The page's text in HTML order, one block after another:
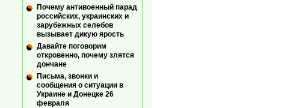
Почему антивоенный парад
российских, украинских и
зарубежных селебов
вызывает дикую ярость
Давайте поговорим
откровенно, почему злятся
дончане
Письма, звонки и
сообщения о ситуации в
Украине и Донецке 26
февраля